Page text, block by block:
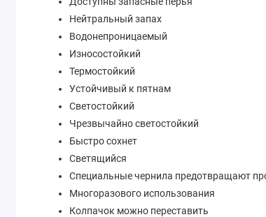
Нейтральный запах
Водонепроницаемый
Износостойкий
Термостойкий
Устойчивый к пятнам
Светостойкий
Чрезвычайно светостойкий
Быстро сохнет
Светящийся
Специальные чернила предотвращают
Многоразового использования
Колпачок можно переставить